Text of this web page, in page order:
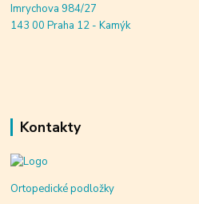
Imrychova 984/27
143 00 Praha 12 - Kamýk
Kontakty
Ortopedické podložky